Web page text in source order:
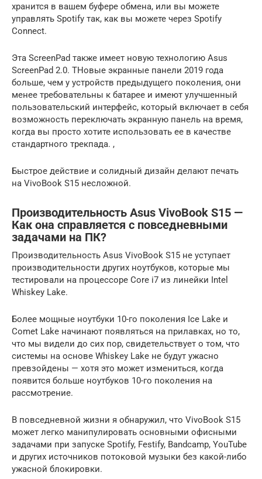
хранится в вашем буфере обмена, или вы можете
управлять Spotify так, как вы можете через Spotify
Connect.
Эта ScreenPad также имеет новую технологию Asus
ScreenPad 2.0. TНовые экранные панели 2019 года
больше, чем у устройств предыдущего поколения, они
менее требовательны к батарее и имеют улучшенный
пользовательский интерфейс, который включает в себя
возможность переключать экранную панель на время,
когда вы просто хотите использовать ее в качестве
стандартного трекпада. ,
Быстрое действие и солидный дизайн делают печать
на VivoBook S15 несложной.
Производительность Asus VivoBook S15 —
Как она справляется с повседневными
задачами на ПК?
Производительность Asus VivoBook S15 не уступает
производительности других ноутбуков, которые мы
тестировали на процессоре Core i7 из линейки Intel
Whiskey Lake.
Более мощные ноутбуки 10-го поколения Ice Lake и
Comet Lake начинают появляться на прилавках, но то,
что мы видели до сих пор, свидетельствует о том, что
системы на основе Whiskey Lake не будут ужасно
превзойдены — хотя это может измениться, когда
появится больше ноутбуков 10-го поколения на
рассмотрение.
В повседневной жизни я обнаружил, что VivoBook S15
может легко манипулировать основными офисными
задачами при запуске Spotify, Festify, Bandcamp, YouTube
и других источников потоковой музыки без какой-либо
ужасной блокировки.